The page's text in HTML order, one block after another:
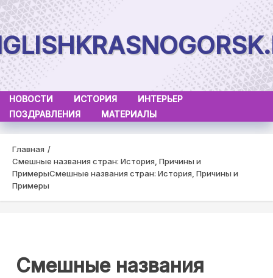
Skip
to
content
НОВОСТИ ИСТОРИЯ
ИНТЕРЬЕР
ПОЗДРАВЛЕНИЯ
МАТЕРИАЛЫ
Главная
Смешные названия стран: История, Причины и
ПримерыСмешные названия стран: История, Причины и
Примеры
Смешные названия